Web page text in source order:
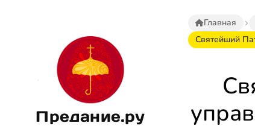
Предание.ру
Главная
Святейший